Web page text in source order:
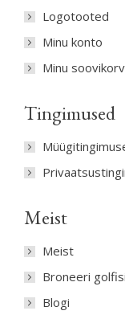
Logotooted
Minu konto
Minu soovikorv
Tingimused
Meist
Meist
Broneeri
Blogi